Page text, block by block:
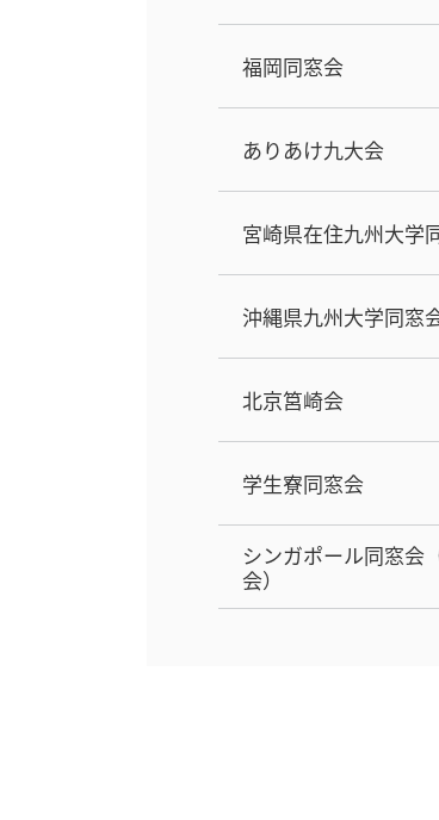
福岡同窓会
ありあけ九大会
宮崎県在住九州大学
沖縄県九州大学同窓
北京筥崎会
学生寮同窓会
シンガポール同窓会
会）